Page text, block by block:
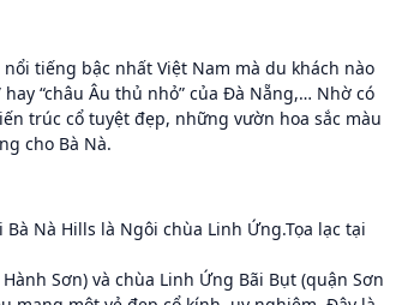
tiếng bậc nhất Việt Nam mà du khách nào
“châu Âu thủ nhỏ” của Đà Nẵng,… Nhờ có
trúc cổ tuyệt đẹp, những vườn hoa sắc màu
cho Bà Nà.
Nà Hills là Ngôi chùa Linh Ứng.Tọa lạc tại
Sơn) và chùa Linh Ứng Bãi Bụt (quận Sơn